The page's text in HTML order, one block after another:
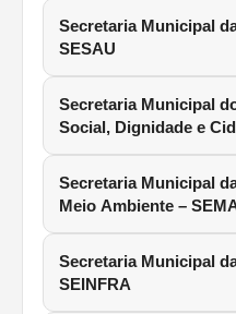
Secretaria Municipal
SESAU
Secretaria Municipal
Social, Dignidade e
Secretaria Municipal
Meio Ambiente –
Secretaria Municipal
SEINFRA